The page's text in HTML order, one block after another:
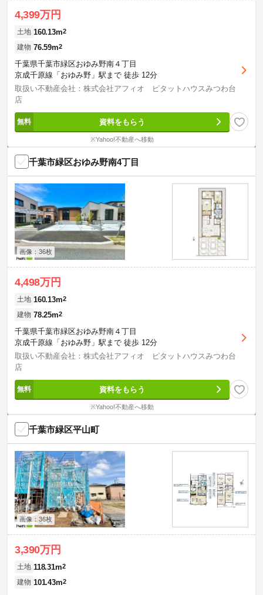
4,399万円
土地 160.13m2
建物 76.59m2
千葉県千葉市緑区おゆみ野南４丁目
京成千原線「おゆみ野」駅まで 徒歩 12分
取扱い不動産会社：株式会社アフィオ ピタットハウスみつわ台
店
資料をもらう
※Yahoo!不動産へ移動
千葉市緑区おゆみ野南4丁目
画像：36枚
4,498万円
土地 160.13m2
建物 78.25m2
千葉県千葉市緑区おゆみ野南４丁目
京成千原線「おゆみ野」駅まで 徒歩 12分
取扱い不動産会社：株式会社アフィオ ピタットハウスみつわ台
店
資料をもらう
※Yahoo!不動産へ移動
千葉市緑区平山町
画像：36枚
3,390万円
土地 118.31m2
建物 101.43m2